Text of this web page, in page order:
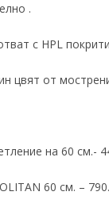
.
с HPL
цвят от
на 60 см.-
60 см. –